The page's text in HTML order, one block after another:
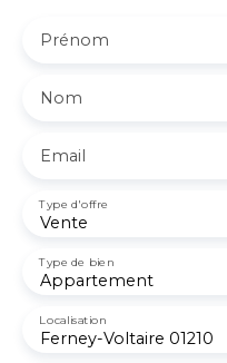
Prénom
Nom
Email
Vente
Type d'offre
Appartement
Type de bien
Ferney-Voltaire 01210
Localisation